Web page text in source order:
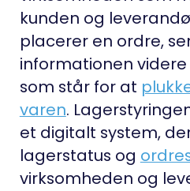
kunden og
placerer en ordre,
informationen
som står for at
varen.
et digitalt system,
lagerstatus og
virksomheden og